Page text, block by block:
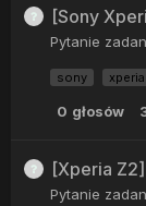
[Sony
Pytanie
sony
0 głosów
[Xperia
Pytanie